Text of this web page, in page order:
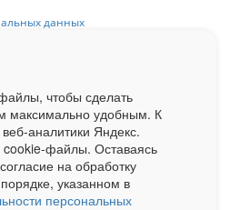
данных
с данного сайта гипер-ссылка
обязательна.
доступна на сайте
для рекламодателей по запросу
О нас Контакты
чтобы сделать
максимально удобным. К
аналитики Яндекс.
файлы. Оставаясь
на обработку
указанном в
персональных